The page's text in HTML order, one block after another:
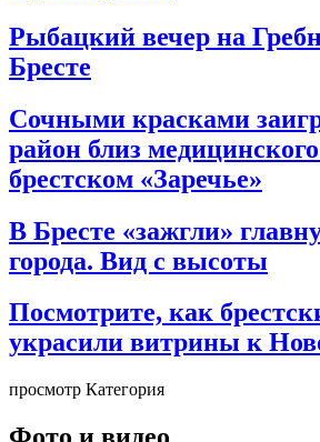
Рыбацкий вечер на
Бресте
Сочными красками
район близ
брестском «Заречье»
В Бресте «зажгли»
города. Вид с высоты
Посмотрите, как
украсили витрины к
просмотр Категория